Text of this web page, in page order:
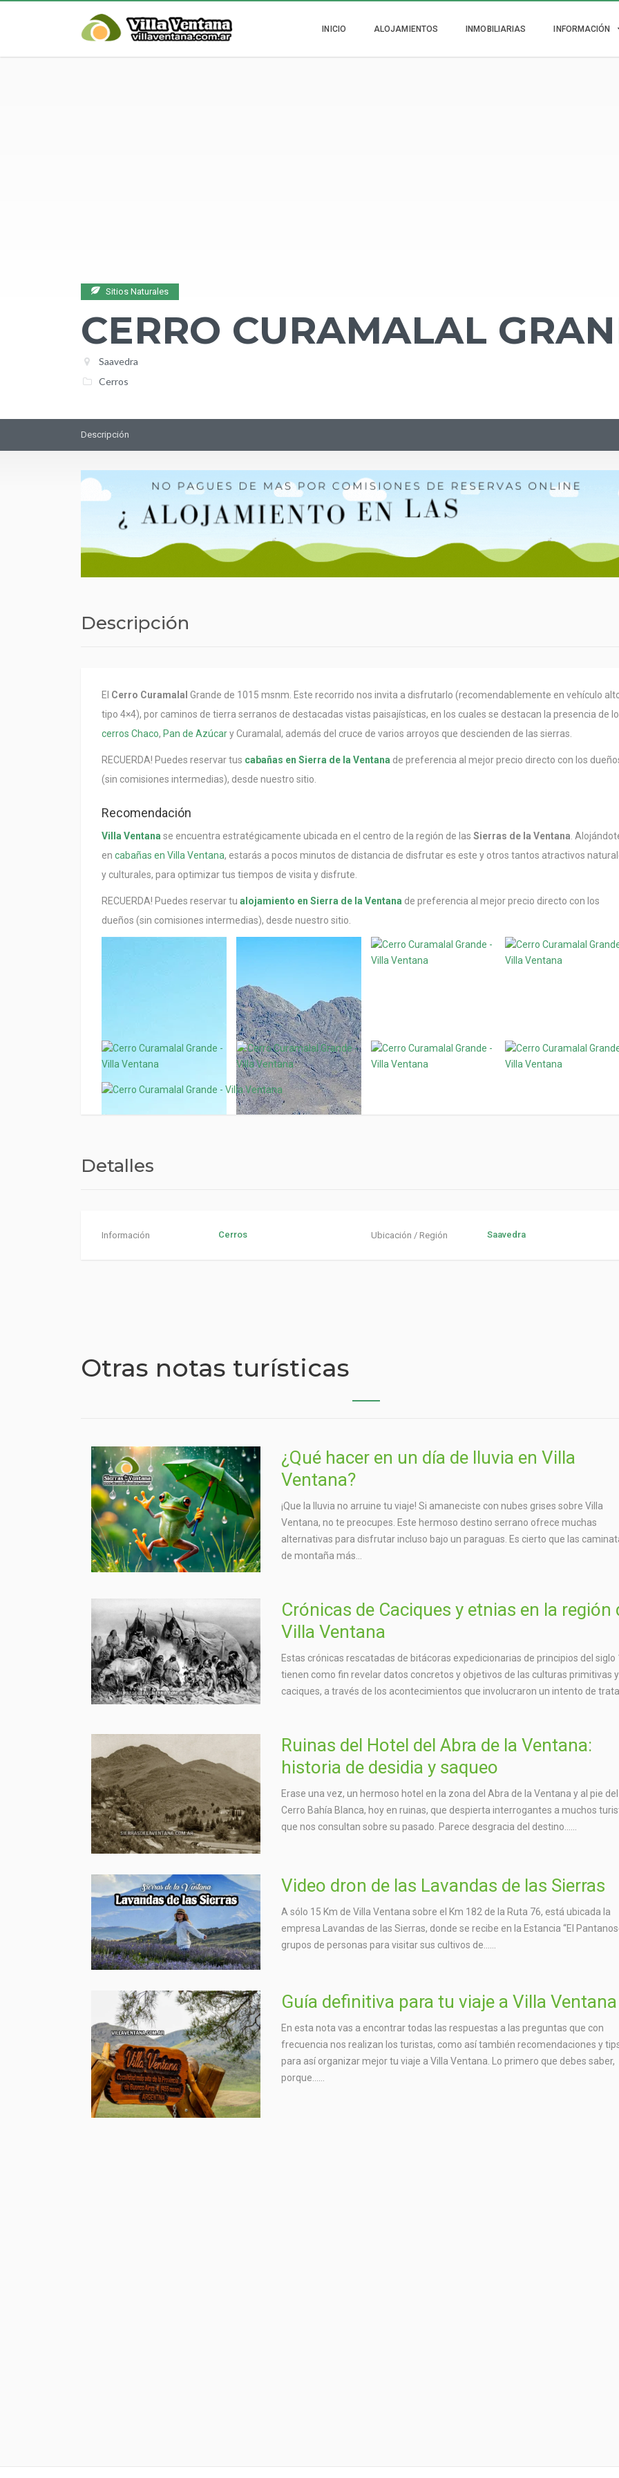
INICIO ALOJAMIENTOS INMOBILIARIAS INFORMACIÓN
Sitios Naturales
CERRO CURAMALAL
Saavedra
Cerros
Descripción
Descripción
El Cerro Curamalal Grande de 1015 msnm. Este recorrido nos invita a disfrutarlo (recomendablemente en vehículo
tipo 4×4), por caminos de tierra serranos de destacadas vistas paisajísticas, en los cuales se destacan la presencia de
cerros Chaco, Pan de Azúcary Curamalal, además del cruce de varios arroyos que descienden de las sierras.
RECUERDA! Puedes reservar tus cabañas en Sierra de la Ventana de preferencia al mejor precio directo con los
(sin comisiones intermedias), desde nuestro sitio.
Recomendación
Villa Ventana se encuentra estratégicamente ubicada en el centro de la región de las Sierras de la Ventana.
en cabañas en Villa Ventana, estarás a pocos minutos de distancia de disfrutar es este y otros tantos atractivos
y culturales, para optimizar tus tiempos de visita y disfrute.
RECUERDA! Puedes reservar tu alojamiento en Sierra de la Ventana de preferencia al mejor precio directo con los
dueños (sin comisiones intermedias), desde nuestro sitio.
Detalles
Información Cerros Ubicación / Región Saavedra
Otras notas turísticas
¿Qué hacer en un día de lluvia en Villa
Ventana?
¡Que la lluvia no arruine tu viaje! Si amaneciste con nubes grises sobre Villa
Ventana, no te preocupes. Este hermoso destino serrano ofrece muchas
alternativas para disfrutar incluso bajo un paraguas. Es cierto que las
de montaña más...
Crónicas de Caciques y etnias en la región
Villa Ventana
Estas crónicas rescatadas de bitácoras expedicionarias de principios del siglo
tienen como fin revelar datos concretos y objetivos de las culturas primitivas
caciques, a través de los acontecimientos que involucraron un intento de
Ruinas del Hotel del Abra de la Ventana:
historia de desidia y saqueo
Erase una vez, un hermoso hotel en la zona del Abra de la Ventana y al pie del
Cerro Bahía Blanca, hoy en ruinas, que despierta interrogantes a muchos
que nos consultan sobre su pasado. Parece desgracia del destino…...
Video dron de las Lavandas de las Sierras
A sólo 15 Km de Villa Ventana sobre el Km 182 de la Ruta 76, está ubicada la
empresa Lavandas de las Sierras, donde se recibe en la Estancia “El
grupos de personas para visitar sus cultivos de…...
Guía definitiva para tu viaje a Villa Ventana
En esta nota vas a encontrar todas las respuestas a las preguntas que con
frecuencia nos realizan los turistas, como así también recomendaciones y
para así organizar mejor tu viaje a Villa Ventana. Lo primero que debes saber,
porque…...